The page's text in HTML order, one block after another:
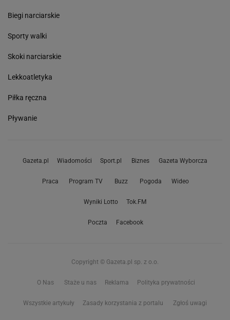
Biegi narciarskie
Sporty walki
Skoki narciarskie
Lekkoatletyka
Piłka ręczna
Pływanie
Gazeta.pl Wiadomości Sport.pl Biznes Gazeta Wyborcza
Praca Program TV Buzz Pogoda Wideo
Wyniki Lotto Tok.FM
Poczta Facebook
Copyright © Gazeta.pl sp. z o.o.
O Nas Staże u nas Reklama Polityka prywatności
Wszystkie artykuły Zasady korzystania z portalu Zgłoś uwagi